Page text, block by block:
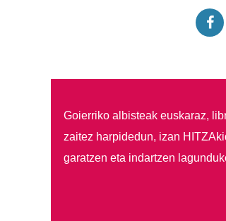
Goierriko albisteak euskaraz,
zaitez harpidedun, izan
garatzen eta indartzen